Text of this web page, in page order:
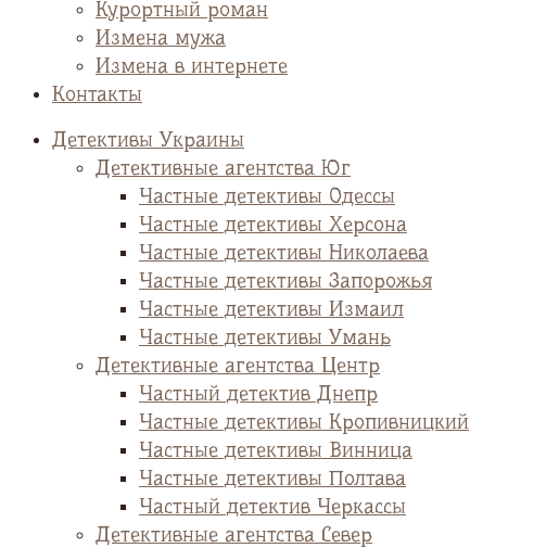
Курортный роман
Измена мужа
Измена в интернете
Контакты
Детективы Украины
Детективные агентства Юг
Частные детективы Одессы
Частные детективы Херсона
Частные детективы Николаева
Частные детективы Запорожья
Частные детективы Измаил
Частные детективы Умань
Детективные агентства Центр
Частный детектив Днепр
Частные детективы Кропивницкий
Частные детективы Винница
Частные детективы Полтава
Частный детектив Черкассы
Детективные агентства Север